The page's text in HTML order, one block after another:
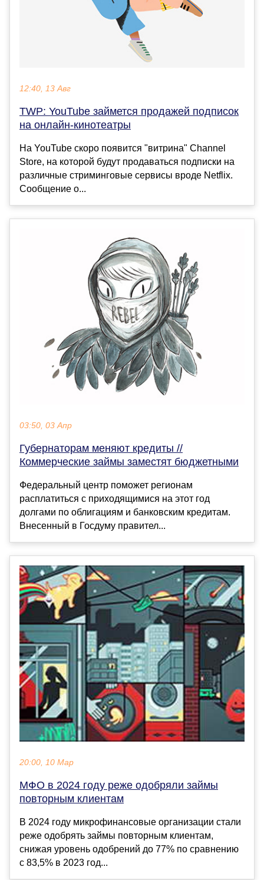
12:40, 13 Авг
TWP: YouTube займется продажей подписок
на онлайн-кинотеатры
На YouTube скоро появится "витрина" Channel
Store, на которой будут продаваться подписки на
различные стриминговые сервисы вроде Netflix.
Сообщение о...
03:50, 03 Апр
Губернаторам меняют кредиты //
Коммерческие займы заместят бюджетными
Федеральный центр поможет регионам
расплатиться с приходящимися на этот год
долгами по облигациям и банковским кредитам.
Внесенный в Госдуму правител...
20:00, 10 Мар
МФО в 2024 году реже одобряли займы
повторным клиентам
В 2024 году микрофинансовые организации стали
реже одобрять займы повторным клиентам,
снижая уровень одобрений до 77% по сравнению
с 83,5% в 2023 год...